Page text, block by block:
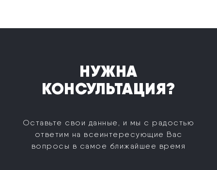
НУЖНА
КОНСУЛЬТАЦИЯ?
Оставьте свои данные, и мы с радостью
ответим на все интересующие Вас
вопросы в самое ближайшее время